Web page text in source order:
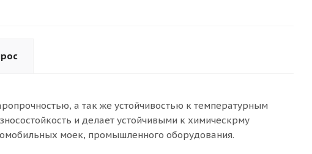
а так же устойчивостью к температурным
и делает устойчивыми к химическрму
моек, промышленного оборудования.